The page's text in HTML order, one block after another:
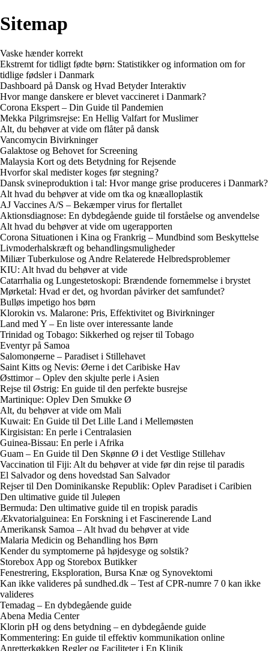
Sitemap
Vaske hænder korrekt
Ekstremt for tidligt fødte børn: Statistikker og information om for
tidlige fødsler i Danmark
Dashboard på Dansk og Hvad Betyder Interaktiv
Hvor mange danskere er blevet vaccineret i Danmark?
Corona Ekspert – Din Guide til Pandemien
Mekka Pilgrimsrejse: En Hellig Valfart for Muslimer
Alt, du behøver at vide om flåter på dansk
Vancomycin Bivirkninger
Galaktose og Behovet for Screening
Malaysia Kort og dets Betydning for Rejsende
Hvorfor skal medister koges før stegning?
Dansk svineproduktion i tal: Hvor mange grise produceres i Danmark?
Alt hvad du behøver at vide om tka og knæalloplastik
AJ Vaccines A/S – Bekæmper virus for flertallet
Aktionsdiagnose: En dybdegående guide til forståelse og anvendelse
Alt hvad du behøver at vide om ugerapporten
Corona Situationen i Kina og Frankrig – Mundbind som Beskyttelse
Livmoderhalskræft og behandlingsmuligheder
Miliær Tuberkulose og Andre Relaterede Helbredsproblemer
KIU: Alt hvad du behøver at vide
Catarrhalia og Lungestetoskopi: Brændende fornemmelse i brystet
Mørketal: Hvad er det, og hvordan påvirker det samfundet?
Bulløs impetigo hos børn
Klorokin vs. Malarone: Pris, Effektivitet og Bivirkninger
Land med Y – En liste over interessante lande
Trinidad og Tobago: Sikkerhed og rejser til Tobago
Eventyr på Samoa
Salomonøerne – Paradiset i Stillehavet
Saint Kitts og Nevis: Øerne i det Caribiske Hav
Østtimor – Oplev den skjulte perle i Asien
Rejse til Østrig: En guide til den perfekte busrejse
Martinique: Oplev Den Smukke Ø
Alt, du behøver at vide om Mali
Kuwait: En Guide til Det Lille Land i Mellemøsten
Kirgisistan: En perle i Centralasien
Guinea-Bissau: En perle i Afrika
Guam – En Guide til Den Skønne Ø i det Vestlige Stillehav
Vaccination til Fiji: Alt du behøver at vide før din rejse til paradis
El Salvador og dens hovedstad San Salvador
Rejser til Den Dominikanske Republik: Oplev Paradiset i Caribien
Den ultimative guide til Juleøen
Bermuda: Den ultimative guide til en tropisk paradis
Ækvatorialguinea: En Forskning i et Fascinerende Land
Amerikansk Samoa – Alt hvad du behøver at vide
Malaria Medicin og Behandling hos Børn
Kender du symptomerne på højdesyge og solstik?
Storebox App og Storebox Butikker
Fenestrering, Eksploration, Bursa Knæ og Synovektomi
Kan ikke valideres på sundhed.dk – Test af CPR-numre 7 0 kan ikke
valideres
Temadag – En dybdegående guide
Abena Media Center
Klorin pH og dens betydning – en dybdegående guide
Kommentering: En guide til effektiv kommunikation online
Anretterkøkken Regler og Faciliteter i En Klinik